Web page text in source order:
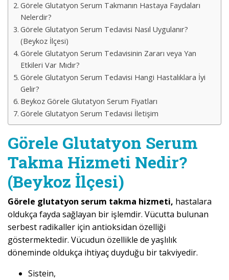
Görele Glutatyon Serum Takmanın Hastaya Faydaları
Nelerdir?
Görele Glutatyon Serum Tedavisi Nasıl Uygulanır?
(Beykoz İlçesi)
Görele Glutatyon Serum Tedavisinin Zararı veya Yan
Etkileri Var Mıdır?
Görele Glutatyon Serum Tedavisi Hangi Hastalıklara İyi
Gelir?
Beykoz Görele Glutatyon Serum Fiyatları
Görele Glutatyon Serum Tedavisi İletişim
Görele Glutatyon Serum
Takma Hizmeti Nedir?
(Beykoz İlçesi)
Görele glutatyon serum takma hizmeti, hastalara
oldukça fayda sağlayan bir işlemdir. Vücutta bulunan
serbest radikaller için antioksidan özelliği
göstermektedir. Vücudun özellikle de yaşlılık
döneminde oldukça ihtiyaç duyduğu bir takviyedir.
Sistein,